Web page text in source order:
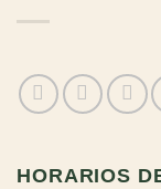
HORARIOS